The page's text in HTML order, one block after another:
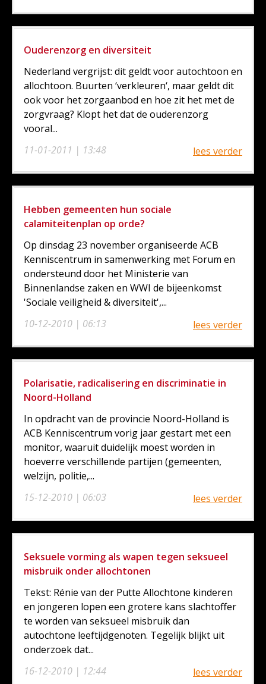
Ouderenzorg en diversiteit
11-01-2011 | 13:48
Nederland vergrijst: dit geldt voor autochtoon en
allochtoon. Buurten ‘verkleuren‘, maar geldt dit
ook voor het zorgaanbod en hoe zit het met de
zorgvraag? Klopt het dat de ouderenzorg
vooral...
lees verder
Hebben gemeenten hun sociale
calamiteitenplan op orde?
10-12-2010 | 06:13
Op dinsdag 23 november organiseerde ACB
Kenniscentrum in samenwerking met Forum en
ondersteund door het Ministerie van
Binnenlandse zaken en WWI de bijeenkomst
'Sociale veiligheid & diversiteit',...
lees verder
Polarisatie, radicalisering en discriminatie in
Noord-Holland
15-12-2010 | 06:03
In opdracht van de provincie Noord-Holland is
ACB Kenniscentrum vorig jaar gestart met een
monitor, waaruit duidelijk moest worden in
hoeverre verschillende partijen (gemeenten,
welzijn, politie,...
lees verder
Seksuele vorming als wapen tegen seksueel
misbruik onder allochtonen
16-12-2010 | 12:44
Tekst: Rénie van der Putte Allochtone kinderen
en jongeren lopen een grotere kans slachtoffer
te worden van seksueel misbruik dan
autochtone leeftijdgenoten. Tegelijk blijkt uit
onderzoek dat...
lees verder